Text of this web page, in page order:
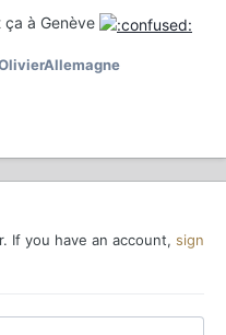
à Genève
If you have an account, sign